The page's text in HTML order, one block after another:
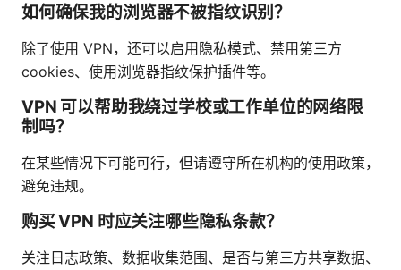
如何确保我的浏览器不被指纹识别？
除了使用 VPN，还可以启用隐私模式、禁用第三方
cookies、使用浏览器指纹保护插件等。
VPN 可以帮助我绕过学校或工作单位的网络限
制吗？
在某些情况下可能可行，但请遵守所在机构的使用政策，
避免违规。
购买 VPN 时应关注哪些隐私条款？
关注日志政策、数据收集范围、是否与第三方共享数据、